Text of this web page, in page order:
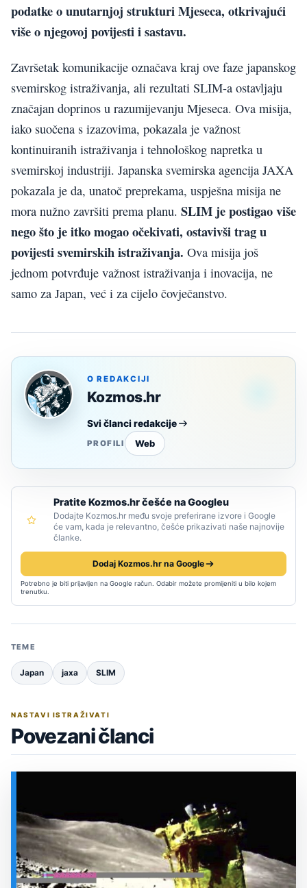
podatke o unutarnjoj strukturi Mjeseca, otkrivajući
više o njegovoj povijesti i sastavu.
Završetak komunikacije označava kraj ove faze japanskog
svemirskog istraživanja, ali rezultati SLIM-a ostavljaju
značajan doprinos u razumijevanju Mjeseca. Ova misija,
iako suočena s izazovima, pokazala je važnost
kontinuiranih istraživanja i tehnološkog napretka u
svemirskoj industriji. Japanska svemirska agencija JAXA
pokazala je da, unatoč preprekama, uspješna misija ne
mora nužno završiti prema planu. SLIM je postigao više
nego što je itko mogao očekivati, ostavivši trag u
povijesti svemirskih istraživanja. Ova misija još
jednom potvrđuje važnost istraživanja i inovacija, ne
samo za Japan, već i za cijelo čovječanstvo.
O REDAKCIJI
Kozmos.hr
Svi članci redakcije
PROFILI Web
Pratite Kozmos.hr češće na Googleu
Dodajte Kozmos.hr među svoje preferirane izvore i Google
će vam, kada je relevantno, češće prikazivati naše najnovije
članke.
Dodaj Kozmos.hr na Google
Potrebno je biti prijavljen na Google račun. Odabir možete promijeniti u bilo kojem
trenutku.
TEME
Japan jaxa SLIM
NASTAVI ISTRAŽIVATI
Povezani članci